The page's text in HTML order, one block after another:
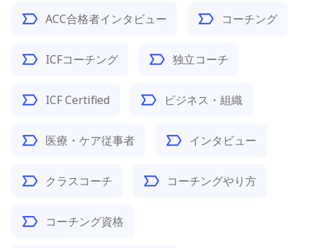
ACC合格者インタビュー コーチング
ICFコーチング 独立コーチ
ICF Certified ビジネス・組織
医療・ケア従事者 インタビュー
クラスコーチ コーチングやり方
コーチング資格